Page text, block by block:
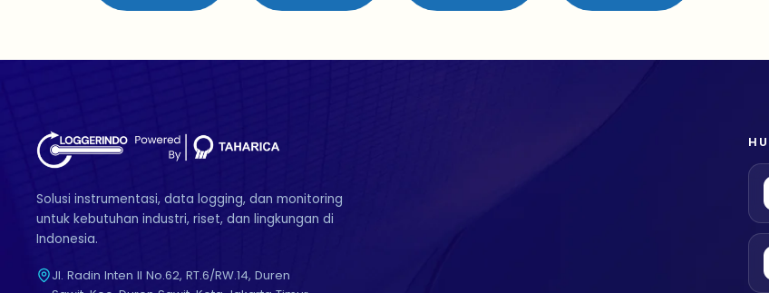
Solusi instrumentasi, data logging, dan monitoring
untuk kebutuhan industri, riset, dan lingkungan di
Indonesia.
Jl. Radin Inten II No.62, RT.6/RW.14, Duren